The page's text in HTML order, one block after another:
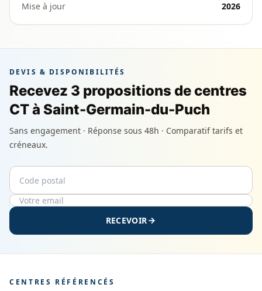
Mise à jour
2026
DEVIS & DISPONIBILITÉS
Recevez 3 propositions de centres
CT à Saint-Germain-du-Puch
Sans engagement · Réponse sous 48h · Comparatif tarifs et
créneaux.
Code postal
Email
RECEVOIR
CENTRES RÉFÉRENCÉS